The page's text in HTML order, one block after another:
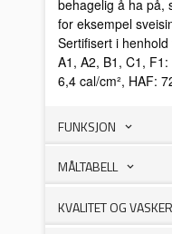
behagelig å ha på,
for eksempel
Sertifisert i
A1, A2, B1, C1,
6,4 cal/cm², HAF:
FUNKSJON
MÅLTABELL
KVALITET OG